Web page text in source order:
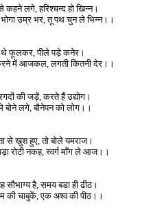
कहने लगे, हरिश्चन्द हो खिन्न।
उम्र भर, तू पथ चुन ले भिन्न।।
थे फूलकर, पीले पड़े कनेर।
में आजकल, लगती कितनी देर।।
की जड़ें, करते हैं उद्योग।
बोने लगे, बौनेपन को लोग।।
से खुश हुए, तो बोले यमराज।
रोटी नकह, स्वर्ग माँग ले आज।।
सौभाग्य है, समय बडा ही ढीठ।
की चाबुकें, एक अश्व की पीठ।।